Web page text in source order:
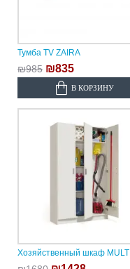
Тумба TV ZAIRA
₪985 ₪835
В КОРЗИНУ
Хозяйственный шкаф MULTI